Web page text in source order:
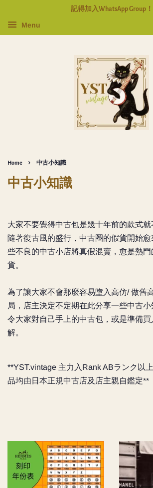
記得加入WhatsApp Group！
Menu
Home › 中古小知識
中古小知識
大家不要覺得中古包是幾十年前的款式
隨著復古風的盛行，中古圈的假貨開始
些不良的中古小店將真假混賣，愈是熱
貨。
為了讓大家不會那麼容易墮入高仿/ 做舊
局，店主決定不定期在此分享一些中古小
令大家對自己手上的中古包，或是準備
解。
**YST.vintage 主力入Rank ABランク以
品均由日本正規中古店及店主親自鑑定**